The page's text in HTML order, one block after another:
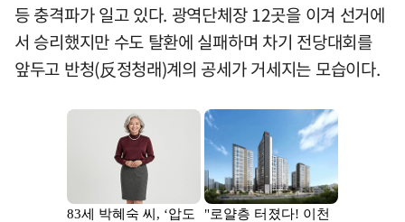
등 충격파가 일고 있다. 광역단체장 12곳을 이겨 선거에
서 승리했지만 수도 탈환에 실패하며 차기 전당대회를
앞두고 반청(反정청래)계의 공세가 거세지는 모습이다.